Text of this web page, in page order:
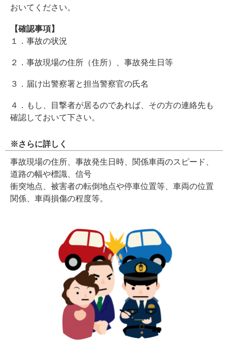
おいてください。
【確認事項】
１．事故の状況
２．事故現場の住所（住所）、事故発生日等
３．届け出警察署と担当警察官の氏名
４．もし、目撃者が居るのであれば、その方の連絡先も
確認しておいて下さい。
※さらに詳しく
事故現場の住所、事故発生日時、関係車両のスピード、
道路の幅や標識、信号
衝突地点、被害者の転倒地点や停車位置等、車両の位置
関係、車両損傷の程度等。